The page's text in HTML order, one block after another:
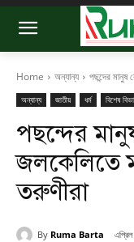
Home অন্যান্য পছন্দের
অন্যান্য জাতীয় ধর্ম বিশেষ
পছন্দের
জলকেলিতে
তরুণীরা
By Ruma Barta